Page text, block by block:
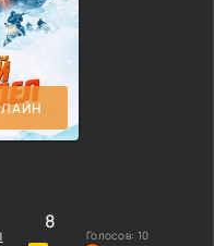
8
Голосов: 10